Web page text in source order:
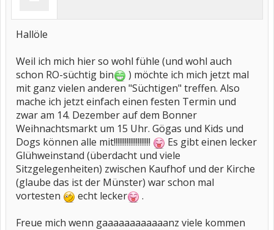
Hallöle
Weil ich mich hier so wohl fühle (und wohl auch
schon RO-süchtig bin
) möchte ich mich jetzt mal
mit ganz vielen anderen "Süchtigen" treffen. Also
mache ich jetzt einfach einen festen Termin und
zwar am 14. Dezember auf dem Bonner
Weihnachtsmarkt um 15 Uhr. Gögas und Kids und
Dogs können alle mit!!!!!!!!!!!!!!!!!!!!
Es gibt einen lecker
Glühweinstand (überdacht und viele
Sitzgelegenheiten) zwischen Kaufhof und der Kirche
(glaube das ist der Münster) war schon mal
vortesten
echt lecker
.
Freue mich wenn gaaaaaaaaaaaanz viele kommen